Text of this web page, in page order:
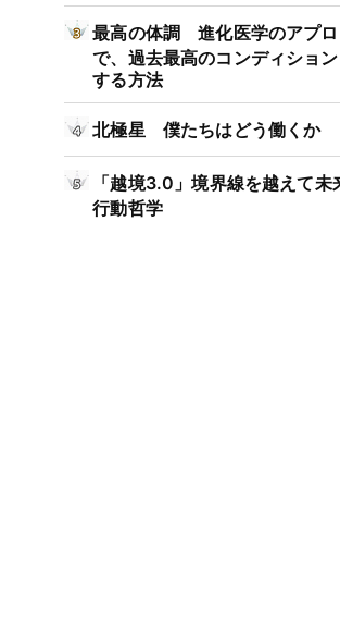
最高の体調 進化医学のアプ
で、過去最高のコンディショ
する方法
北極星 僕たちはどう働くか
「越境3.0」境界線を越えて未
行動哲学